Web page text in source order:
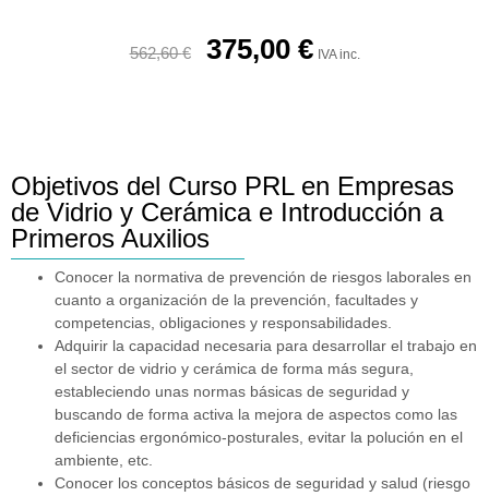
562,60€ 375,00 € IVA inc.
Objetivos del Curso PRL en Empresas
de Vidrio y Cerámica e Introducción a
Primeros Auxilios
Conocer la normativa de prevención de riesgos laborales en
cuanto a organización de la prevención, facultades y
competencias, obligaciones y responsabilidades.
Adquirir la capacidad necesaria para desarrollar el trabajo en
el sector de vidrio y cerámica de forma más segura,
estableciendo unas normas básicas de seguridad y
buscando de forma activa la mejora de aspectos como las
deficiencias ergonómico-posturales, evitar la polución en el
ambiente, etc.
Conocer los conceptos básicos de seguridad y salud (riesgo